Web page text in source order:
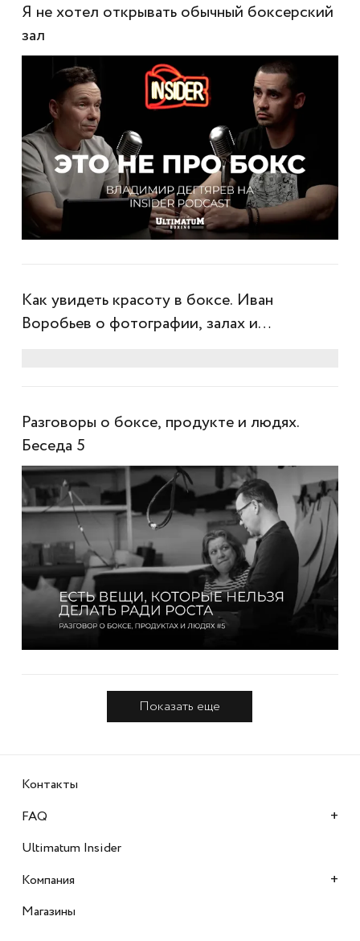
Я не хотел открывать обычный боксерский
зал
Как увидеть красоту в боксе. Иван
Воробьев о фотографии, залах и
Разговоры о боксе, продукте и людях.
Беседа 5